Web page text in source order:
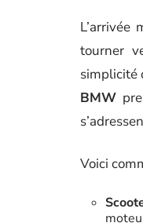
L’arrivée
tourner
simplicité
BMW
Voici